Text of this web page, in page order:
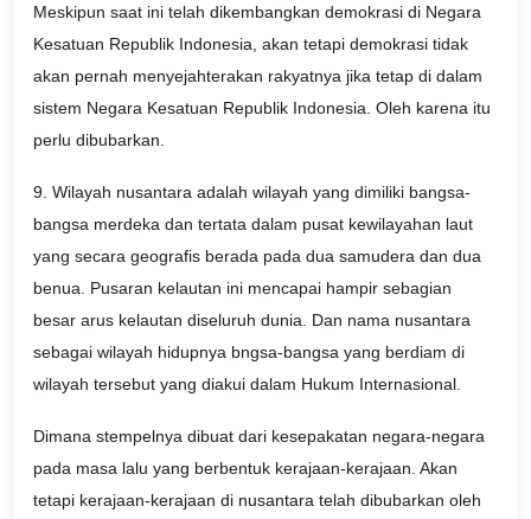
Meskipun saat ini telah dikembangkan demokrasi di Negara
Kesatuan Republik Indonesia, akan tetapi demokrasi tidak
akan pernah menyejahterakan rakyatnya jika tetap di dalam
sistem Negara Kesatuan Republik Indonesia. Oleh karena itu
perlu dibubarkan.
9. Wilayah nusantara adalah wilayah yang dimiliki bangsa-
bangsa merdeka dan tertata dalam pusat kewilayahan laut
yang secara geografis berada pada dua samudera dan dua
benua. Pusaran kelautan ini mencapai hampir sebagian
besar arus kelautan diseluruh dunia. Dan nama nusantara
sebagai wilayah hidupnya bngsa-bangsa yang berdiam di
wilayah tersebut yang diakui dalam Hukum Internasional.
Dimana stempelnya dibuat dari kesepakatan negara-negara
pada masa lalu yang berbentuk kerajaan-kerajaan. Akan
tetapi kerajaan-kerajaan di nusantara telah dibubarkan oleh